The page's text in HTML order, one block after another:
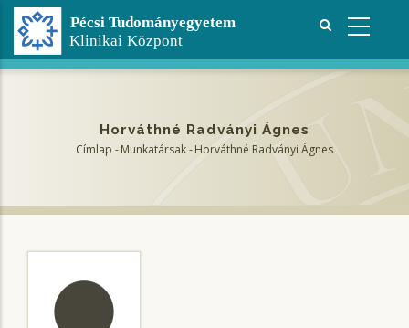
Ugrás
tartalomra
Horváthné Radványi Ágnes
Címlap -Munkatársak-Horváthné Radványi Ágnes